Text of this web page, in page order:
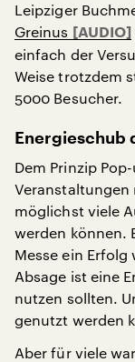
Leipziger
Greinus
einfach der
Weise trotzdem
5000 Besucher.
Energieschub
Dem Prinzip
Veranstaltungen
möglichst viele
werden können.
Messe ein Erfolg
Absage ist eine
nutzen sollten.
genutzt werden
Aber für viele